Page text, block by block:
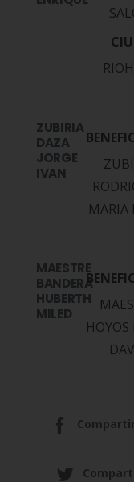
ZUBIRIA
DAZA
JORGE
IVAN
MARIA
MAESTRE
BANDERA
HUBERTH
MILED